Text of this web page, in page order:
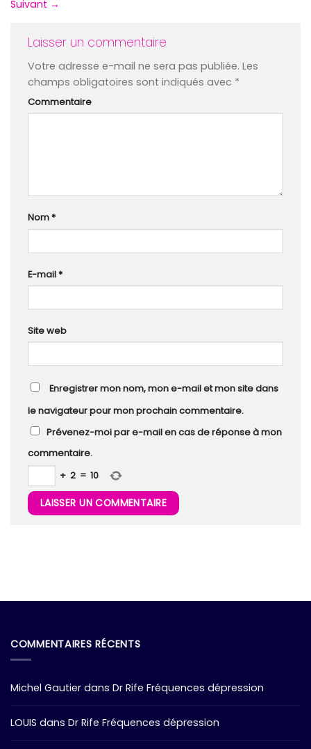
Suivant →
Laisser un commentaire
Votre adresse e-mail ne sera pas publiée. Les
champs obligatoires sont indiqués avec *
Commentaire
Nom*
E-mail*
Site web
Enregistrer mon nom, mon e-mail et mon site dans
le navigateur pour mon prochain commentaire.
Prévenez-moi par e-mail en cas de réponse à mon
commentaire.
+ 2 = 10
COMMENTAIRES RÉCENTS
Michel Gautier dans Dr Rife Fréquences dépression
LOUIS dans Dr Rife Fréquences dépression